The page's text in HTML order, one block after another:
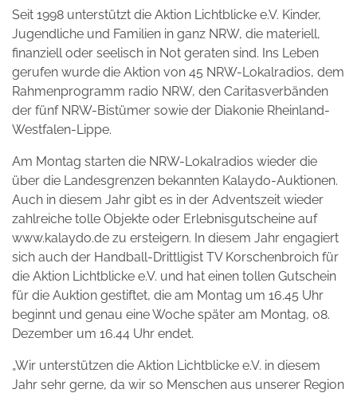
Seit 1998 unterstützt die Aktion Lichtblicke e.V. Kinder,
Jugendliche und Familien in ganz NRW, die materiell,
finanziell oder seelisch in Not geraten sind. Ins Leben
gerufen wurde die Aktion von 45 NRW-Lokalradios, dem
Rahmenprogramm radio NRW, den Caritasverbänden
der fünf NRW-Bistümer sowie der Diakonie Rheinland-
Westfalen-Lippe.
Am Montag starten die NRW-Lokalradios wieder die
über die Landesgrenzen bekannten Kalaydo-Auktionen.
Auch in diesem Jahr gibt es in der Adventszeit wieder
zahlreiche tolle Objekte oder Erlebnisgutscheine auf
www.kalaydo.de zu ersteigern. In diesem Jahr engagiert
sich auch der Handball-Drittligist TV Korschenbroich für
die Aktion Lichtblicke e.V. und hat einen tollen Gutschein
für die Auktion gestiftet, die am Montag um 16.45 Uhr
beginnt und genau eine Woche später am Montag, 08.
Dezember um 16.44 Uhr endet.
„Wir unterstützen die Aktion Lichtblicke e.V. in diesem
Jahr sehr gerne, da wir so Menschen aus unserer Region